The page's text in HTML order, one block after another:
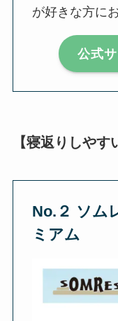
が好きな方に
公式
【寝返りしや
No.２ ソム
ミアム